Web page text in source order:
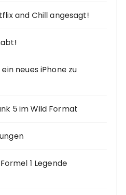
and Chill angesagt!
neues iPhone zu
5 im Wild Format
1 Legende